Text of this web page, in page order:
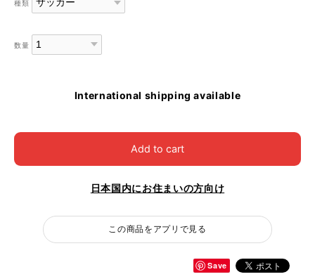
種類
数量
International shipping available
Add to cart
日本国内にお住まいの方向け
この商品をアプリで見る
Save